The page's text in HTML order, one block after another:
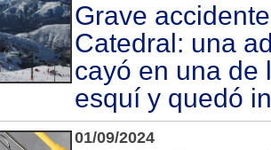
Grave
Catedral: una
cayó en una de
esquí y quedó
01/09/2024